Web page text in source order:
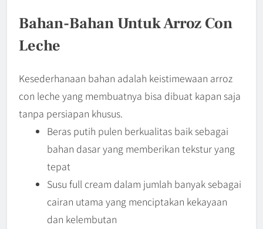
Bahan-Bahan Untuk Arroz Con
Leche
Kesederhanaan bahan adalah keistimewaan arroz
con leche yang membuatnya bisa dibuat kapan saja
tanpa persiapan khusus.
Beras putih pulen berkualitas baik sebagai
bahan dasar yang memberikan tekstur yang
tepat
Susu full cream dalam jumlah banyak sebagai
cairan utama yang menciptakan kekayaan
dan kelembutan